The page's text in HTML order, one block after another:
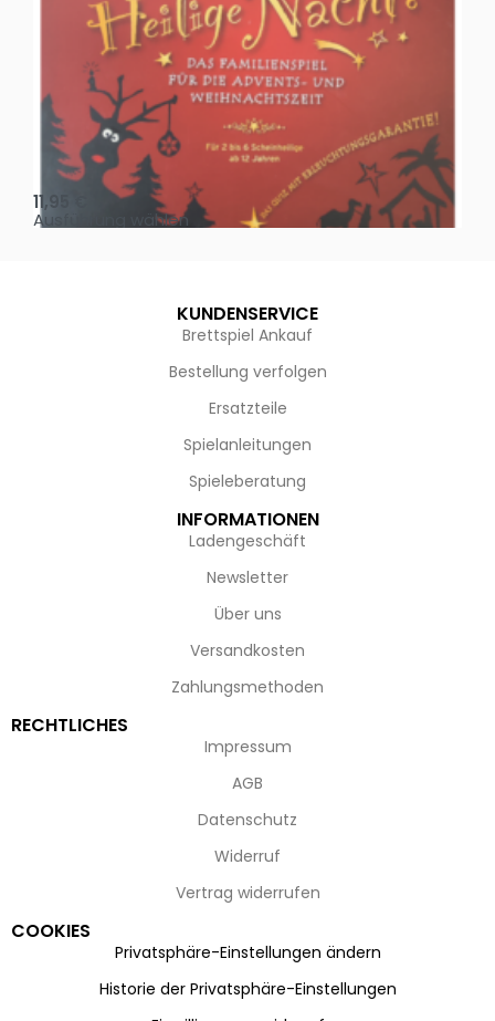
Oh, heilige Nacht!
11,95
Ausführung wählen
KUNDENSERVICE
Brettspiel Ankauf
Bestellung verfolgen
Ersatzteile
Spielanleitungen
Spieleberatung
INFORMATIONEN
Ladengeschäft
Newsletter
Über uns
Versandkosten
Zahlungsmethoden
RECHTLICHES
Impressum
AGB
Datenschutz
Widerruf
Vertrag widerrufen
COOKIES
Privatsphäre-Einstellungen ändern
Historie der Privatsphäre-Einstellungen